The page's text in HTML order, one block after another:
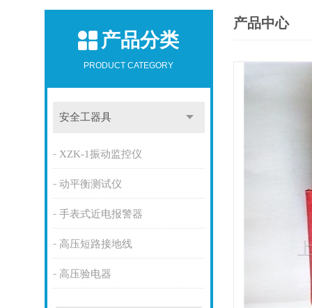
产品分类
PRODUCT CATEGORY
安全工器具
XZK-1振动监控仪
动平衡测试仪
手表式近电报警器
高压短路接地线
高压验电器
产品中心